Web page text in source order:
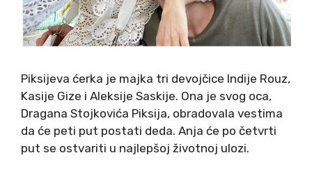
Piksijeva ćerka je majka tri devojčice Indije Rouz,
Kasije Gize i Aleksije Saskije. Ona je svog oca,
Dragana Stojkovića Piksija, obradovala vestima
da će peti put postati deda. Anja će po četvrti
put se ostvariti u najlepšoj životnoj ulozi.